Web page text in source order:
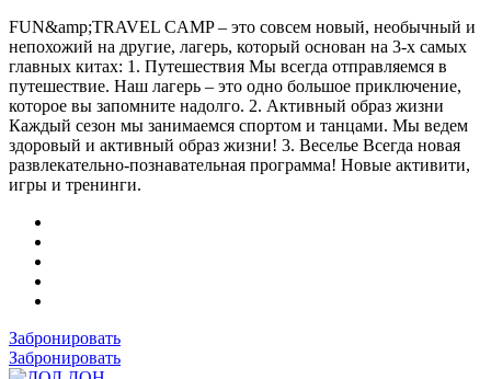
FUN&amp;TRAVEL CAMP – это совсем новый, необычный и
непохожий на другие, лагерь, который основан на 3-х самых
главных китах: 1. Путешествия Мы всегда отправляемся в
путешествие. Наш лагерь – это одно большое приключение,
которое вы запомните надолго. 2. Активный образ жизни
Каждый сезон мы занимаемся спортом и танцами. Мы ведем
здоровый и активный образ жизни! 3. Веселье Всегда новая
развлекательно-познавательная программа! Новые активити,
игры и тренинги.
Забронировать
Забронировать